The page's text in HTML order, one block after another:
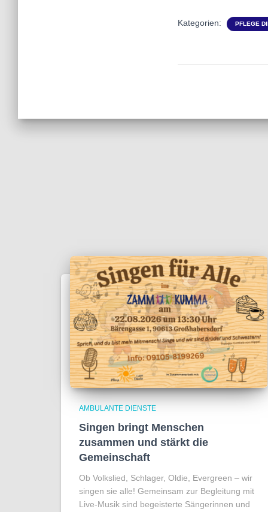
Kategorien: PFLEGE
AMBULANTE DIENSTE
Singen bringt Menschen
zusammen und stärkt die
Gemeinschaft
Ob Volkslied, Schlager, Oldie, Evergreen – wir
singen sie alle! Gemeinsam zur Begleitung mit
Live-Musik sind begeisterte Sängerinnen und